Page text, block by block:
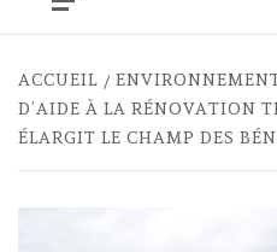
Menu
ACCUEIL
D’AIDE À LA RÉNOVATION
ÉLARGIT LE CHAMP DES